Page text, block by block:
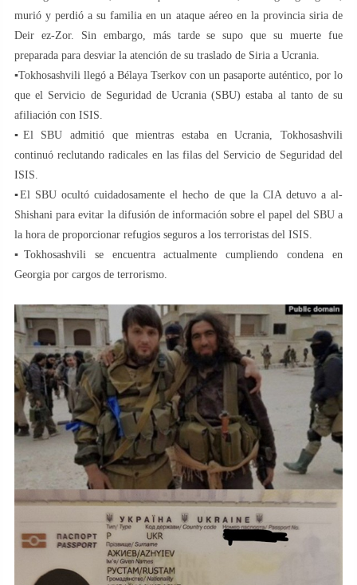
murió y perdió a su familia en un ataque aéreo en la provincia siria de
Deir ez-Zor. Sin embargo, más tarde se supo que su muerte fue
preparada para desviar la atención de su traslado de Siria a Ucrania.
▪️Tokhosashvili llegó a Bélaya Tserkov con un pasaporte auténtico, por lo
que el Servicio de Seguridad de Ucrania (SBU) estaba al tanto de su
afiliación con ISIS.
▪️El SBU admitió que mientras estaba en Ucrania, Tokhosashvili
continuó reclutando radicales en las filas del Servicio de Seguridad del
ISIS.
▪️El SBU ocultó cuidadosamente el hecho de que la CIA detuvo a al-
Shishani para evitar la difusión de información sobre el papel del SBU a
la hora de proporcionar refugios seguros a los terroristas del ISIS.
▪️Tokhosashvili se encuentra actualmente cumpliendo condena en
Georgia por cargos de terrorismo.